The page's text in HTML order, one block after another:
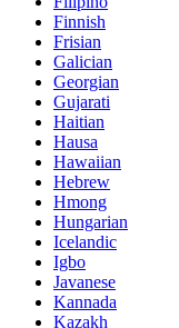
Finnish
Frisian
Galician
Georgian
Gujarati
Haitian
Hausa
Hawaiian
Hebrew
Hmong
Hungarian
Icelandic
Igbo
Javanese
Kannada
Kazakh